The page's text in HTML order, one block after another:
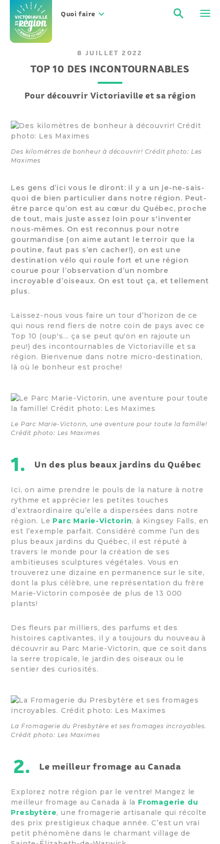
contenu
Quoi faire
8 JUILLET 2022
TOP 10 DES INCONTOURNABLES
Pour découvrir Victoriaville et sa région
Des kilomètres de bonheur à découvrir! Crédit photo: Les
Maximes
Les gens d’ici vous le diront: il y a un je-ne-sais-
quoi de bien particulier dans notre région. Peut-
être parce qu’on est au cœur du Québec, proche
de tout, mais juste assez loin pour s'inventer
nous-mêmes. On est reconnus pour notre
gourmandise (on aime autant le terroir que la
poutine, faut pas s’en cacher!), on est une
destination vélo qui roule fort et une région
courue pour l’observation d’un nombre
incroyable d’oiseaux. On est tout ça, et tellement
plus.
Laissez-nous vous faire un tour d’horizon de ce
qui nous rend fiers de notre coin de pays avec ce
Top 10 (oup's... ça se peut qu'on en rajoute un
peu!) des incontournables de Victoriaville et sa
région. Bienvenue dans notre micro-destination,
là où le bonheur est proche!
Le Parc Marie-Victorin, une aventure pour toute la famille!
Crédit photo: Les Maximes
1. Un des plus beaux jardins du Québec
Ici, on aime prendre le pouls de la nature à notre
rythme et apprécier les petites touches
d’extraordinaire qu’elle a dispersées dans notre
région. Le Parc Marie-Victorin, à Kingsey Falls, en
est l’exemple parfait. Considéré comme l’un des
plus beaux jardins du Québec, il est réputé à
travers le monde pour la création de ses
ambitieuses sculptures végétales. Vous en
trouverez une dizaine en permanence sur le site,
dont la plus célèbre, une représentation du frère
Marie-Victorin composée de plus de 13 000
plants!
Des fleurs par milliers, des parfums et des
histoires captivantes, il y a toujours du nouveau à
découvrir au Parc Marie-Victorin, que ce soit dans
la serre tropicale, le jardin des oiseaux ou le
sentier des curiosités.
La Fromagerie du Presbytère et ses fromages incroyables.
Crédit photo: Les Maximes
2. Le meilleur fromage au Canada
Explorez notre région par le ventre! Mangez le
meilleur fromage au Canada à la Fromagerie du
Presbytère, une fromagerie artisanale qui récolte
des prix prestigieux chaque année. C’est un vrai
petit phénomène dans le charmant village de